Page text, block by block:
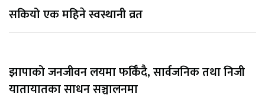
सकियो एक महिने स्वस्थानी व्रत
झापाको जनजीवन लयमा फर्किँदै, सार्वजनिक तथा निजी
यातायातका साधन सञ्चालनमा